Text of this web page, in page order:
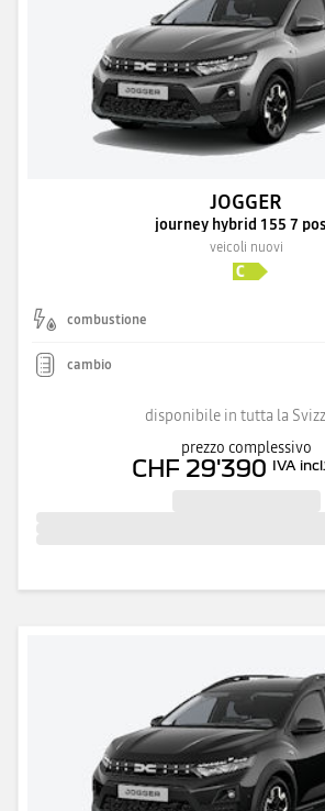
JOGGER
journey hybrid 155 7
veicoli nuovi
combustione
cambio
disponibile in tutta la
prezzo complessivo
CHF 29'390 IVA incl.